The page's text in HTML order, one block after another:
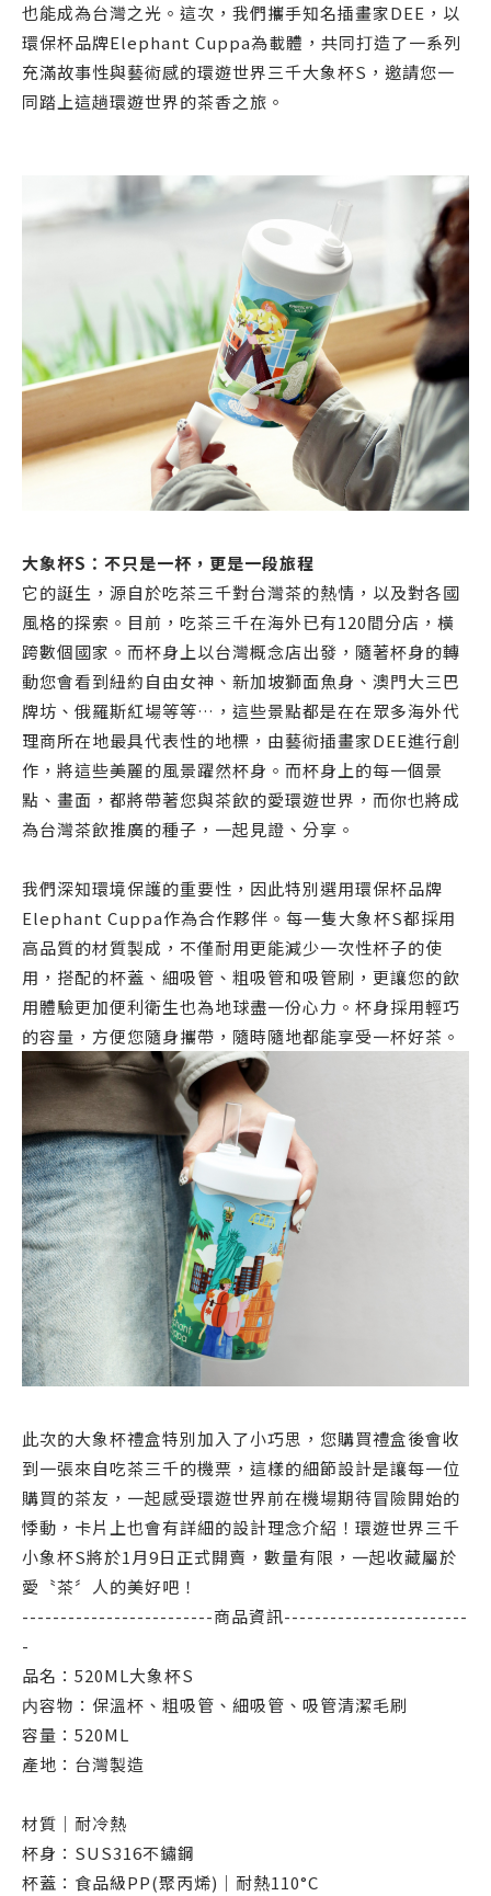
也能成為台灣之光。這次，我們攜手知名插畫家DEE，以
環保杯品牌Elephant Cuppa為載體，共同打造了一系列
充滿故事性與藝術感的環遊世界三千大象杯S，邀請您一
同踏上這趟環遊世界的茶香之旅。
大象杯S：不只是一杯，更是一段旅程
它的誕生，源自於吃茶三千對台灣茶的熱情，以及對各國
風格的探索。目前，吃茶三千在海外已有120間分店，橫
跨數個國家。而杯身上以台灣概念店出發，隨著杯身的轉
動您會看到紐約自由女神、新加坡獅面魚身、澳門大三巴
牌坊、俄羅斯紅場等等…，這些景點都是在在眾多海外代
理商所在地最具代表性的地標，由藝術插畫家DEE進行創
作，將這些美麗的風景躍然杯身。而杯身上的每一個景
點、畫面，都將帶著您與茶飲的愛環遊世界，而你也將成
為台灣茶飲推廣的種子，一起見證、分享。
我們深知環境保護的重要性，因此特別選用環保杯品牌
Elephant Cuppa作為合作夥伴。每一隻大象杯S都採用
高品質的材質製成，不僅耐用更能減少一次性杯子的使
用，搭配的杯蓋、細吸管、粗吸管和吸管刷，更讓您的飲
用體驗更加便利衛生也為地球盡一份心力。杯身採用輕巧
的容量，方便您隨身攜帶，隨時隨地都能享受一杯好茶。
此次的大象杯禮盒特別加入了小巧思，您購買禮盒後會收
到一張來自吃茶三千的機票，這樣的細節設計是讓每一位
購買的茶友，一起感受環遊世界前在機場期待冒險開始的
悸動，卡片上也會有詳細的設計理念介紹！環遊世界三千
小象杯S將於1月9日正式開賣，數量有限，一起收藏屬於
愛〝茶〞人的美好吧！
-------------------------商品資訊------------------------
-
品名：520ML大象杯S
内容物：保溫杯、粗吸管、細吸管、吸管清潔毛刷
容量：520ML
產地：台灣製造
材質｜耐冷熱
杯身：SUS316不鏽鋼
杯蓋：食品級PP(聚丙烯)｜耐熱110°C